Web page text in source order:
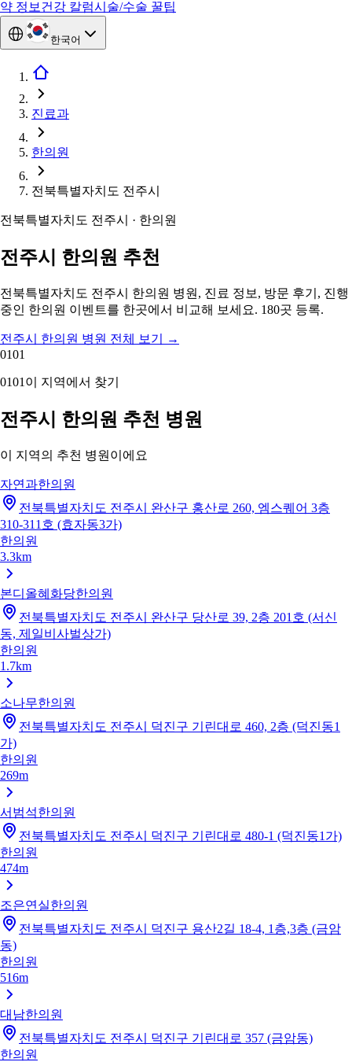
약 정보 건강 칼럼시술/수술 꿀팁
한국어
진료과
한의원
전북특별자치도 전주시
전북특별자치도 전주시 · 한의원
전주시 한의원 추천
전북특별자치도 전주시 한의원 병원, 진료 정보, 방문 후기, 진행
중인 한의원 이벤트를 한곳에서 비교해 보세요. 180곳 등록.
전주시 한의원 병원 전체 보기
→
0101
0101 이 지역에서 찾기
전주시 한의원 추천 병원
이 지역의 추천 병원이에요
자연과한의원
전북특별자치도 전주시 완산구 홍산로 260, 엠스퀘어 3층
310-311호 (효자동3가)
한의원
3.3km
본디올혜화당한의원
전북특별자치도 전주시 완산구 당산로 39, 2층 201호 (서신
동, 제일비사벌상가)
한의원
1.7km
소나무한의원
전북특별자치도 전주시 덕진구 기린대로 460, 2층 (덕진동1
가)
한의원
269m
서범석한의원
전북특별자치도 전주시 덕진구 기린대로 480-1 (덕진동1가)
한의원
474m
조은연실한의원
전북특별자치도 전주시 덕진구 용산2길 18-4, 1층,3층 (금암
동)
한의원
516m
대남한의원
전북특별자치도 전주시 덕진구 기린대로 357 (금암동)
한의원